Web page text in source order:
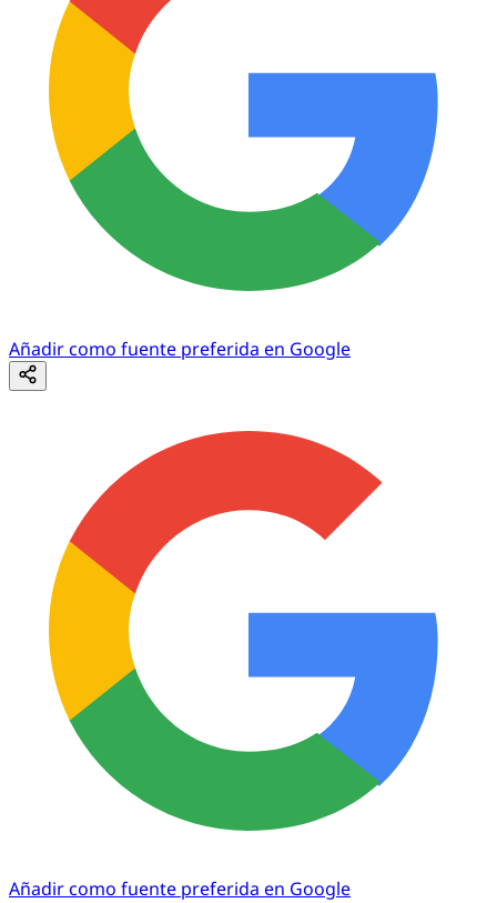
Añadir como fuente preferida en Google
Añadir como fuente preferida en Google